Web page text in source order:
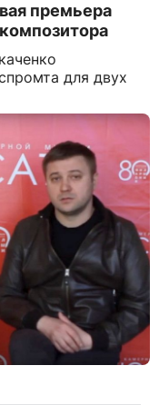
премьера
для двух